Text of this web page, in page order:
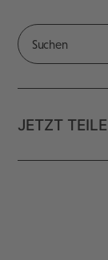
JETZT